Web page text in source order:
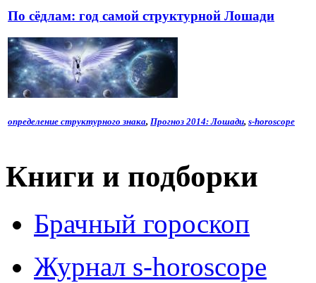
По сёдлам: год самой структурной Лошади
определение структурного знака, Прогноз 2014: Лошади, s-horoscope
Книги и подборки
Брачный гороскоп
Журнал s-horoscope